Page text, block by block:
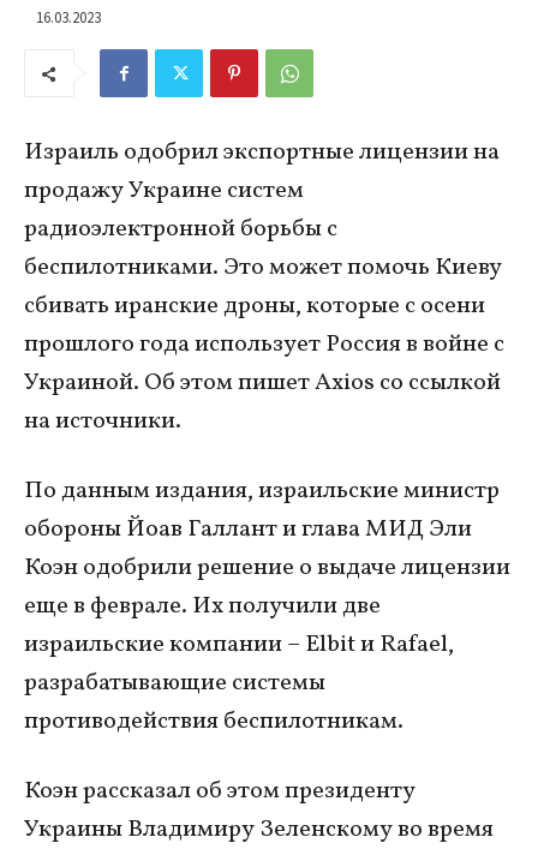
16.03.2023
Израиль одобрил экспортные лицензии на
продажу Украине систем
радиоэлектронной борьбы с
беспилотниками. Это может помочь Киеву
сбивать иранские дроны, которые с осени
прошлого года использует Россия в войне с
Украиной. Об этом пишет Axios со ссылкой
на источники.
По данным издания, израильские министр
обороны Йоав Галлант и глава МИД Эли
Коэн одобрили решение о выдаче лицензии
еще в феврале. Их получили две
израильские компании – Elbit и Rafael,
разрабатывающие системы
противодействия беспилотникам.
Коэн рассказал об этом президенту
Украины Владимиру Зеленскому во время